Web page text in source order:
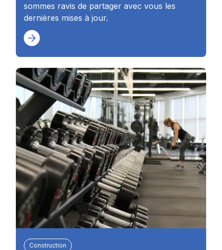
sommes ravis de partager avec vous les
dernières mises à jour.
Construction